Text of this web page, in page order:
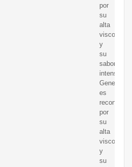
por
su
alta
viscosidad
y
su
sabor
intenso.
es
reconocido
por
su
alta
viscosidad
y
su